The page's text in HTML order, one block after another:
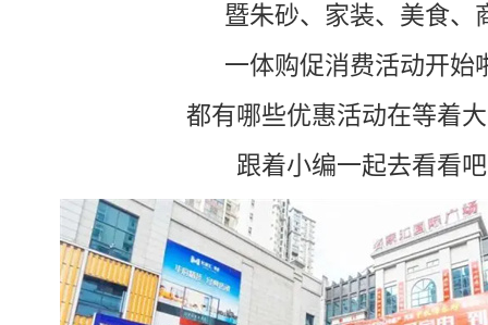
暨朱砂、家装、美食、
一体购促消费活动开始
都有哪些优惠活动在等着
跟着小编一起去看看